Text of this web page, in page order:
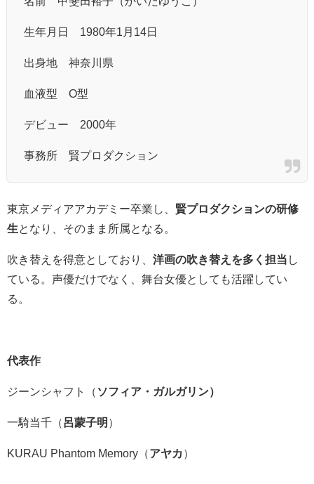
生年月日 1980年1月14日
出身地 神奈川県
血液型 O型
デビュー 2000年
事務所 賢プロダクション
東京メディアアカデミー卒業し、 賢プロダクションの研修
生となり、そのまま所属となる。
吹き替えを得意としており、 洋画の吹き替えを多く担当 し
ている。声優だけでなく、舞台女優としても活躍してい
る。
代表作
ジーンシャフト（ ソフィア・ガルガリン）
一騎当千（呂蒙子明 ）
KURAU Phantom Memory（アヤカ ）